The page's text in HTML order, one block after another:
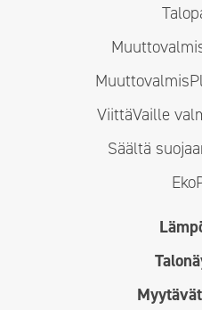
ViittäVaille
Säältä